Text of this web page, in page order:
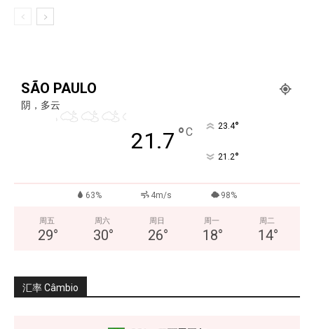
SÃO PAULO
阴，多云
21.7 °C 23.4°
21.2°
63% 4m/s 98%
周五
29°
周六
30°
周日
26°
周一
18°
周二
14°
汇率 Câmbio